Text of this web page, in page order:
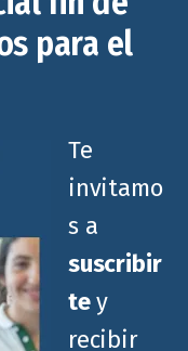
para el
Te
invitamo
s a
suscribir
tey
recibir